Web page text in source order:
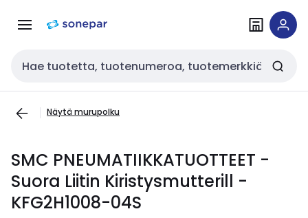
navigointiinsisältöön
Haku
Näytä murupolku
SMC PNEUMATIIKKATUOTTEET -
Suora Liitin Kiristysmutterill -
KFG2H1008-04S